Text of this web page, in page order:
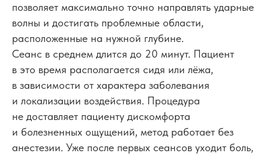
позволяет максимально точно направлять ударные
волны и достигать проблемные области,
расположенные на нужной глубине.
Сеанс в среднем длится до 20 минут. Пациент
в это время располагается сидя или лёжа,
в зависимости от характера заболевания
и локализации воздействия. Процедура
не доставляет пациенту дискомфорта
и болезненных ощущений, метод работает без
анестезии. Уже после первых сеансов уходит боль,